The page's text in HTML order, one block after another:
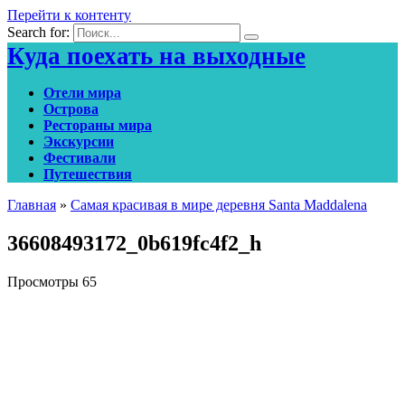
Перейти к контенту
Search for:
Куда поехать на выходные
Отели мира
Острова
Рестораны мира
Экскурсии
Фестивали
Путешествия
Главная » Самая красивая в мире деревня Santa Maddalena
36608493172_0b619fc4f2_h
Просмотры 65